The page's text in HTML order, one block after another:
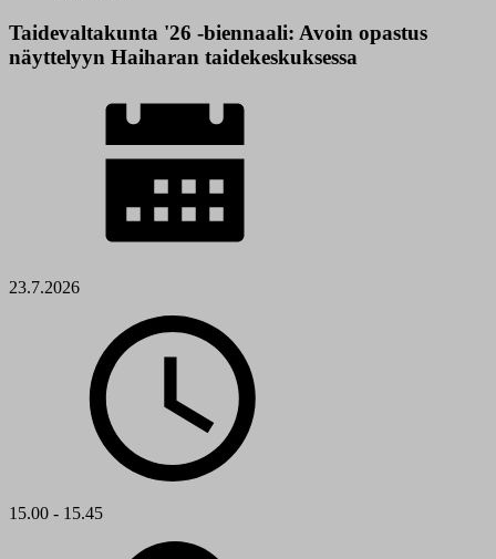
Taidevaltakunta '26 -biennaali: Avoin opastus
näyttelyyn Haiharan taidekeskuksessa
23.7.2026
15.00 - 15.45